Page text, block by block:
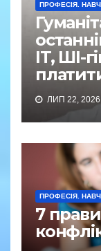
ПРОФЕСІЯ.
IT, ШІ-
ЛИП 22, 2026
ПРОФЕСІЯ.
7